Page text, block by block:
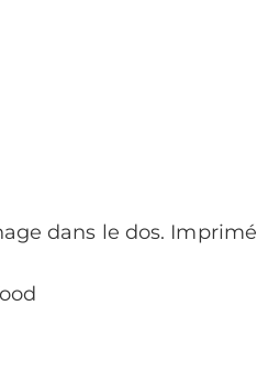
dans le dos.